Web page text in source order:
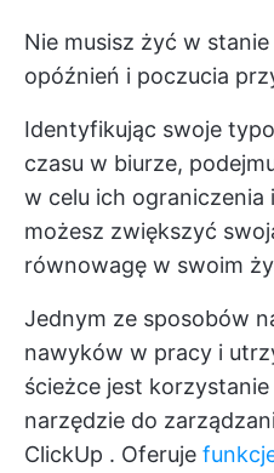
Nie musisz żyć w stanie
opóźnień i poczucia
Identyfikując swoje
czasu w biurze,
w celu ich ograniczenia
możesz zwiększyć
równowagę w swoim
Jednym ze sposobów
nawyków w pracy i
ścieżce jest
narzędzie do
ClickUp . Oferuje